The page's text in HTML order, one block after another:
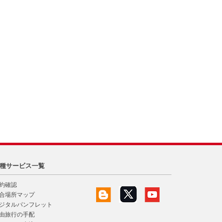
サービス一覧
確認
場所マップ
タルパンフレット
旅行の手配